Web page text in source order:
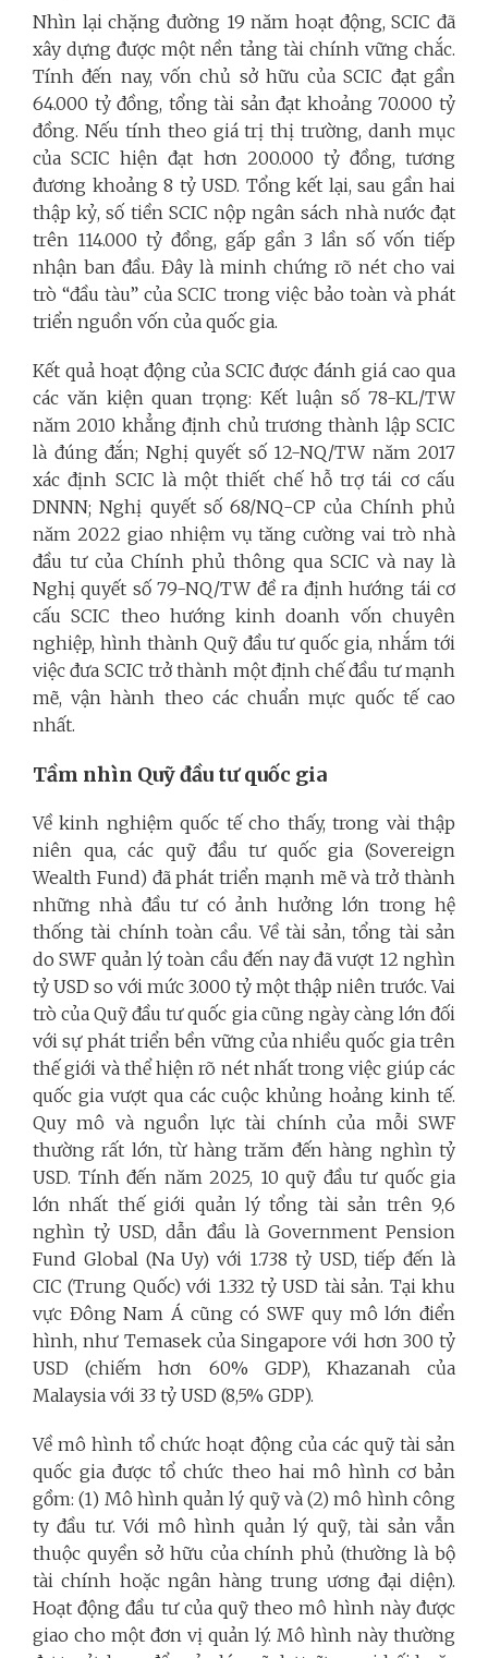
Nhìn lại chặng đường 19 năm hoạt động, SCIC đã
xây dựng được một nền tảng tài chính vững chắc.
Tính đến nay, vốn chủ sở hữu của SCIC đạt gần
64.000 tỷ đồng, tổng tài sản đạt khoảng 70.000 tỷ
đồng. Nếu tính theo giá trị thị trường, danh mục
của SCIC hiện đạt hơn 200.000 tỷ đồng, tương
đương khoảng 8 tỷ USD. Tổng kết lại, sau gần hai
thập kỷ, số tiền SCIC nộp ngân sách nhà nước đạt
trên 114.000 tỷ đồng, gấp gần 3 lần số vốn tiếp
nhận ban đầu. Đây là minh chứng rõ nét cho vai
trò “đầu tàu” của SCIC trong việc bảo toàn và phát
triển nguồn vốn của quốc gia.
Kết quả hoạt động của SCIC được đánh giá cao qua
các văn kiện quan trọng: Kết luận số 78-KL/TW
năm 2010 khẳng định chủ trương thành lập SCIC
là đúng đắn; Nghị quyết số 12-NQ/TW năm 2017
xác định SCIC là một thiết chế hỗ trợ tái cơ cấu
DNNN; Nghị quyết số 68/NQ-CP của Chính phủ
năm 2022 giao nhiệm vụ tăng cường vai trò nhà
đầu tư của Chính phủ thông qua SCIC và nay là
Nghị quyết số 79-NQ/TW đề ra định hướng tái cơ
cấu SCIC theo hướng kinh doanh vốn chuyên
nghiệp, hình thành Quỹ đầu tư quốc gia, nhắm tới
việc đưa SCIC trở thành một định chế đầu tư mạnh
mẽ, vận hành theo các chuẩn mực quốc tế cao
nhất.
Tầm nhìn Quỹ đầu tư quốc gia
Về kinh nghiệm quốc tế cho thấy, trong vài thập
niên qua, các quỹ đầu tư quốc gia (Sovereign
Wealth Fund) đã phát triển mạnh mẽ và trở thành
những nhà đầu tư có ảnh hưởng lớn trong hệ
thống tài chính toàn cầu. Về tài sản, tổng tài sản
do SWF quản lý toàn cầu đến nay đã vượt 12 nghìn
tỷ USD so với mức 3.000 tỷ một thập niên trước. Vai
trò của Quỹ đầu tư quốc gia cũng ngày càng lớn đối
với sự phát triển bền vững của nhiều quốc gia trên
thế giới và thể hiện rõ nét nhất trong việc giúp các
quốc gia vượt qua các cuộc khủng hoảng kinh tế.
Quy mô và nguồn lực tài chính của mỗi SWF
thường rất lớn, từ hàng trăm đến hàng nghìn tỷ
USD. Tính đến năm 2025, 10 quỹ đầu tư quốc gia
lớn nhất thế giới quản lý tổng tài sản trên 9,6
nghìn tỷ USD, dẫn đầu là Government Pension
Fund Global (Na Uy) với 1.738 tỷ USD, tiếp đến là
CIC (Trung Quốc) với 1.332 tỷ USD tài sản. Tại khu
vực Đông Nam Á cũng có SWF quy mô lớn điển
hình, như Temasek của Singapore với hơn 300 tỷ
USD (chiếm hơn 60% GDP), Khazanah của
Malaysia với 33 tỷ USD (8,5% GDP).
Về mô hình tổ chức hoạt động của các quỹ tài sản
quốc gia được tổ chức theo hai mô hình cơ bản
gồm: (1) Mô hình quản lý quỹ và (2) mô hình công
ty đầu tư. Với mô hình quản lý quỹ, tài sản vẫn
thuộc quyền sở hữu của chính phủ (thường là bộ
tài chính hoặc ngân hàng trung ương đại diện).
Hoạt động đầu tư của quỹ theo mô hình này được
giao cho một đơn vị quản lý. Mô hình này thường